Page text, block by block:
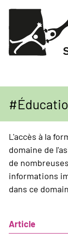
Aller
contenu
principal
L'accès à la
domaine de
de
informations
dans ce
Article